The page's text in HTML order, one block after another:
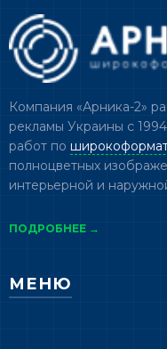
Компания «Арника-2»
рекламы Украины с
работ по
полноцветных
интерьерной и
ПОДРОБНЕЕ →
МЕНЮ